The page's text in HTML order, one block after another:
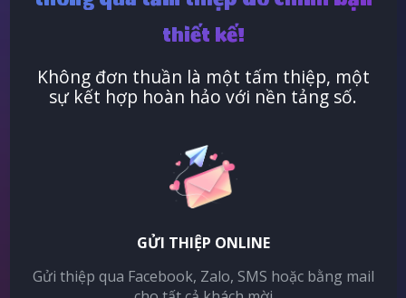
thiết kế!
Không đơn thuần là một tấm thiệp, một
sự kết hợp hoàn hảo với nền tảng số.
GỬI THIỆP ONLINE
Gửi thiệp qua Facebook, Zalo, SMS hoặc bằng mail